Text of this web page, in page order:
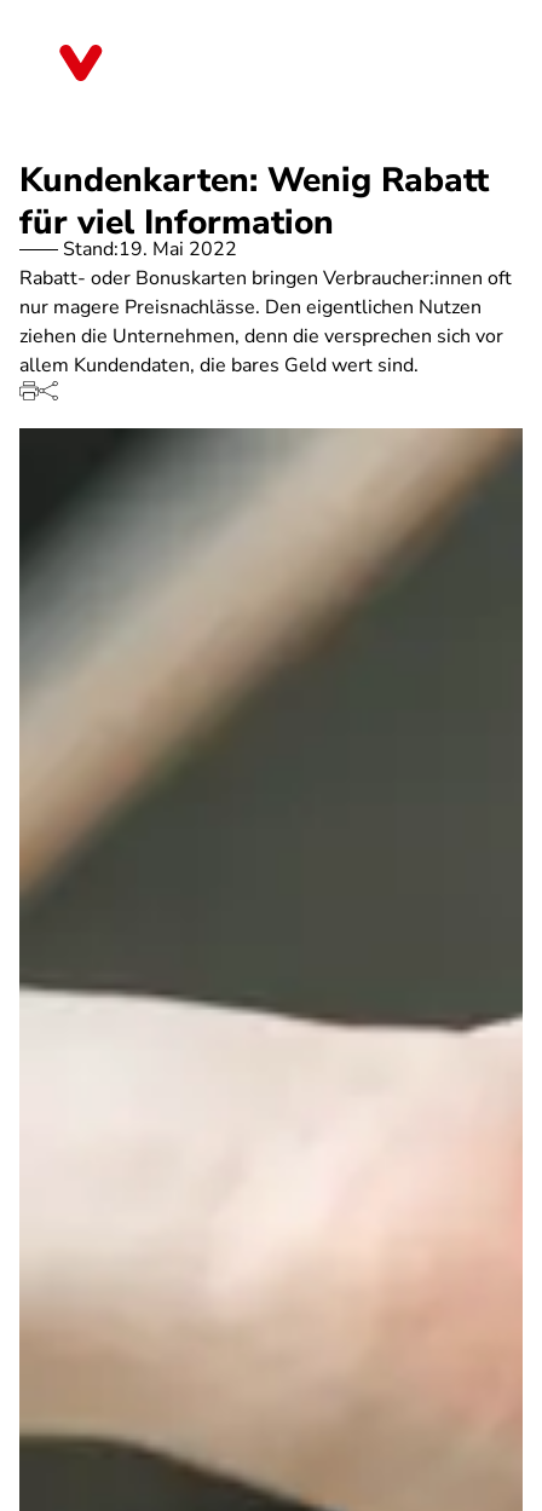
Kundenkarten: Wenig Rabatt
für viel Information
Stand:19. Mai 2022
Rabatt- oder Bonuskarten bringen Verbraucher:innen oft
nur magere Preisnachlässe. Den eigentlichen Nutzen
ziehen die Unternehmen, denn die versprechen sich vor
allem Kundendaten, die bares Geld wert sind.